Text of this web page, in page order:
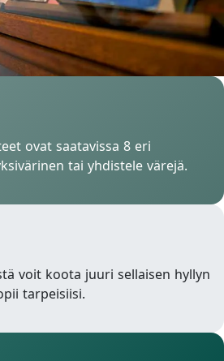
voit koota juuri sellaisen hyllyn
tarpeisiisi.
ovat saatavissa 8 eri
tai yhdistele värejä.